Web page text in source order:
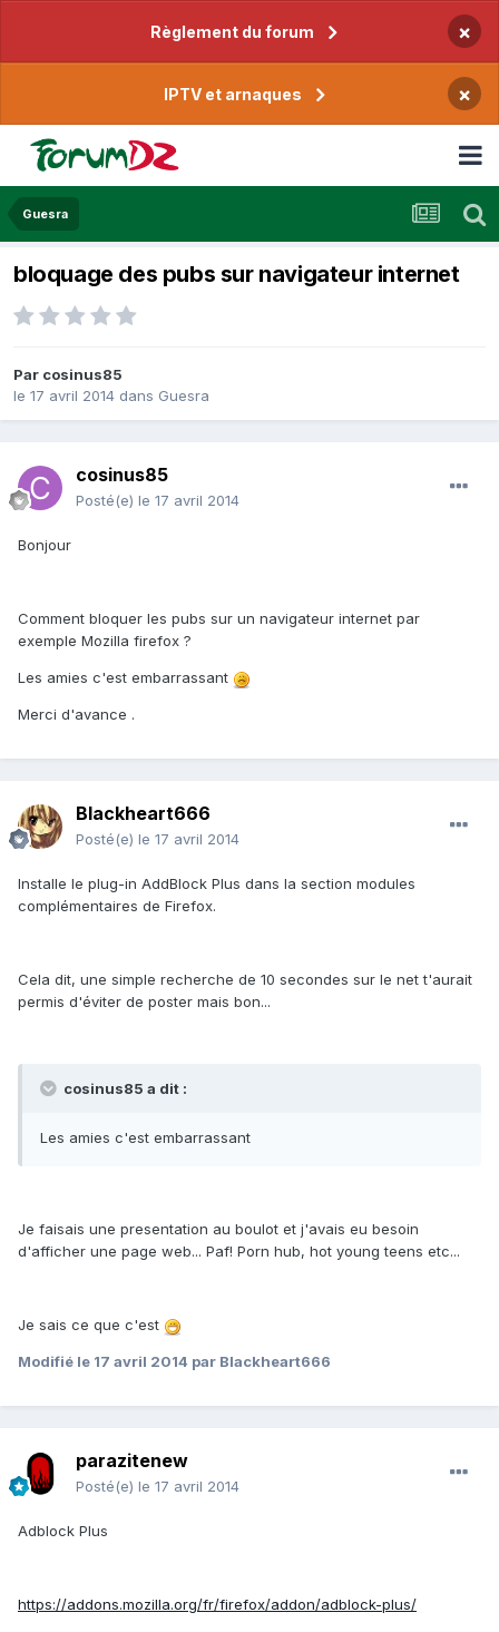
Règlement du forum ×
IPTV et arnaques ×
Guesra
bloquage des pubs sur navigateur internet
Par cosinus85
le 17 avril 2014 dans Guesra
cosinus85
Posté(e) le 17 avril 2014
Bonjour
Comment bloquer les pubs sur un navigateur internet par
exemple Mozilla firefox ?
Les amies c'est embarrassant
Merci d'avance .
Blackheart666
Posté(e) le 17 avril 2014
Installe le plug-in AddBlock Plus dans la section modules
complémentaires de Firefox.
Cela dit, une simple recherche de 10 secondes sur le net t'aurait
permis d'éviter de poster mais bon...
cosinus85 a dit :
Les amies c'est embarrassant
Je faisais une presentation au boulot et j'avais eu besoin
d'afficher une page web... Paf! Porn hub, hot young teens etc...
Je sais ce que c'est
Modifié le 17 avril 2014 par Blackheart666
parazitenew
Posté(e) le 17 avril 2014
Adblock Plus
https://addons.mozilla.org/fr/firefox/addon/adblock-plus/